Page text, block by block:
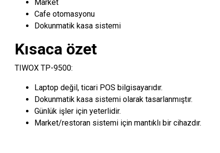
Market
Cafe otomasyonu
Dokunmatik kasa sistemi
Kısaca özet
TIWOX TP-9500:
Laptop değil, ticari POS bilgisayarıdır.
Dokunmatik kasa sistemi olarak tasarlanmıştır.
Günlük işler için yeterlidir.
Market/restoran sistemi için mantıklı bir cihazdır.